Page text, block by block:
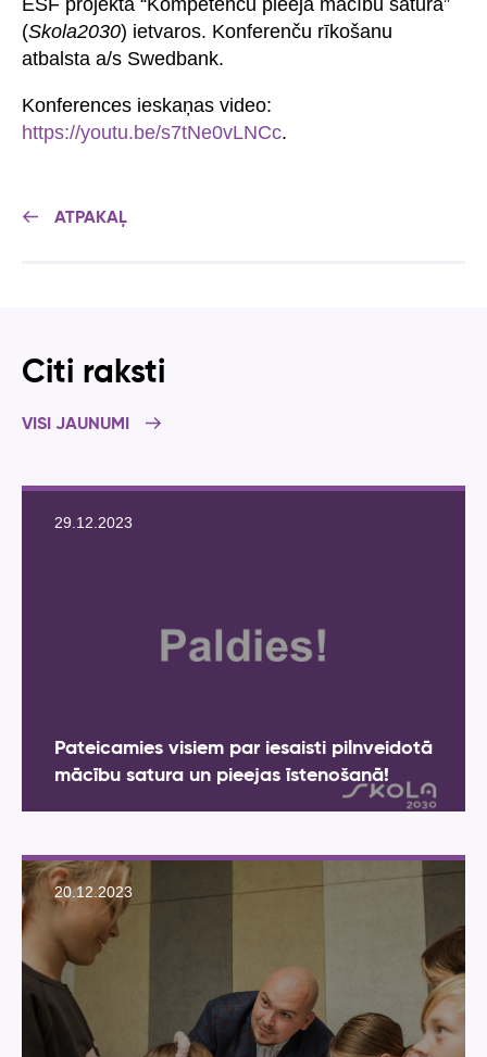
ESF projekta “Kompetenču pieeja mācību saturā”
(Skola2030) ietvaros. Konferenču rīkošanu
atbalsta a/s Swedbank.
Konferences ieskaņas video:
https://youtu.be/s7tNe0vLNCc.
ATPAKAĻ
Citi raksti
VISI JAUNUMI
29.12.2023
Pateicamies visiem par iesaisti pilnveidotā
mācību satura un pieejas īstenošanā!
20.12.2023